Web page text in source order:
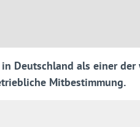
des Datenschutzes ab:
Deutschland als einer der
Mitbestimmung.